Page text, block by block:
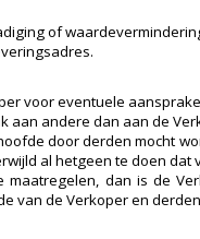
of
voor eventuele
aan andere dan aan de
door derden mocht
al hetgeen te doen
dan is de
van de Verkoper en